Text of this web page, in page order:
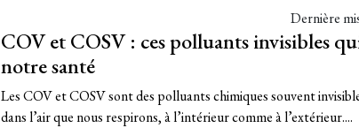
Dernière
COV et COSV : ces polluants invisibles
notre santé
Les COV et COSV sont des polluants chimiques souvent
dans l’air que nous respirons, à l’intérieur comme à l’extérieur....